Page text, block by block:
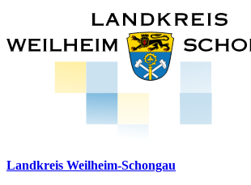
Landkreis Weilheim-Schongau